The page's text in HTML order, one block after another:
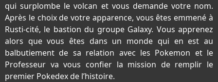
qui surplombe le volcan et vous demande votre nom.
Après le choix de votre apparence, vous êtes emmené à
Rusti-cité, le bastion du groupe Galaxy. Vous apprenez
alors que vous êtes dans un monde qui en est au
balbutiement de sa relation avec les Pokemon et le
Professeur va vous confier la mission de remplir le
premier Pokedex de l’histoire.